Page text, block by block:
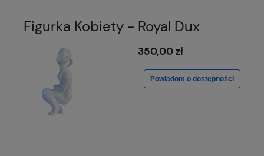
Figurka Kobiety - Royal Dux
350,00 zł
Powiadom o dostępności